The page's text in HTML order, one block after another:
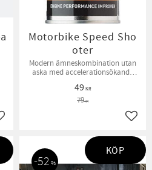
till i favoriter
Motorbike Speed Sho
oter
​Modern ämneskombination utan
aska med accelerationsökande
materialskyddande egenskaper.
49KR
79KR
52 %
KÖP